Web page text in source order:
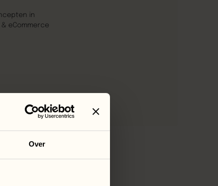
Over
in
eCommerce